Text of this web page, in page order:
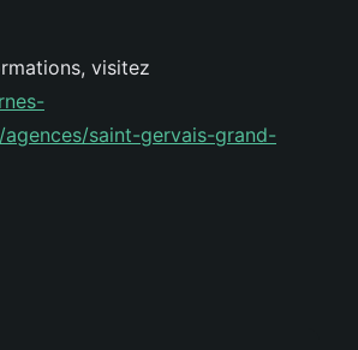
visitez
saint-gervais-grand-